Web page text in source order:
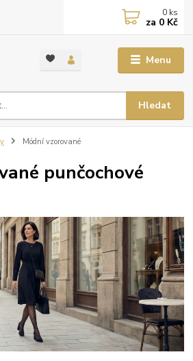
Menu
Hledat
0 ks
za 0 Kč
Módní vzorované
punčochové